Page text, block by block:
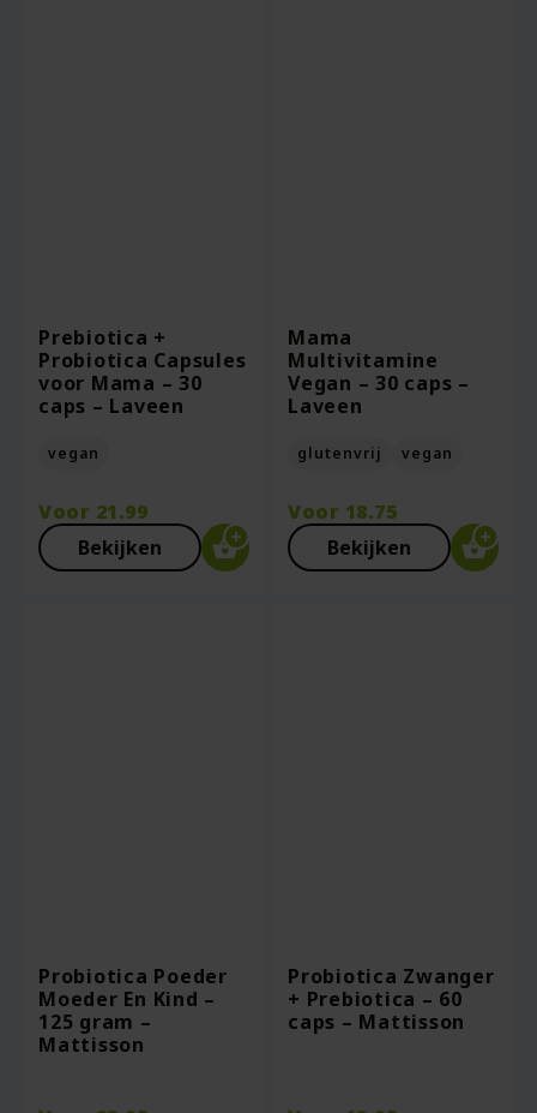
Prebiotica +
Probiotica Capsules
voor Mama – 30
caps – Laveen
vegan
Voor 21.99
Bekijken
Mama
Multivitamine
Vegan – 30 caps –
Laveen
glutenvrij vegan
Voor 18.75
Bekijken
Probiotica Poeder
Moeder En Kind –
125 gram –
Mattisson
Probiotica Zwanger
+ Prebiotica – 60
caps – Mattisson